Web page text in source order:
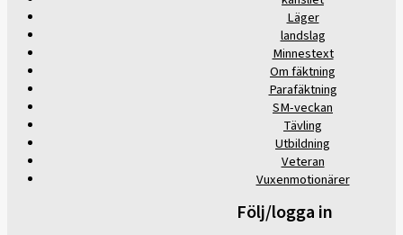
Läger
landslag
Minnestext
Om fäktning
Parafäktning
SM-veckan
Tävling
Utbildning
Veteran
Vuxenmotionärer
Följ/logga in